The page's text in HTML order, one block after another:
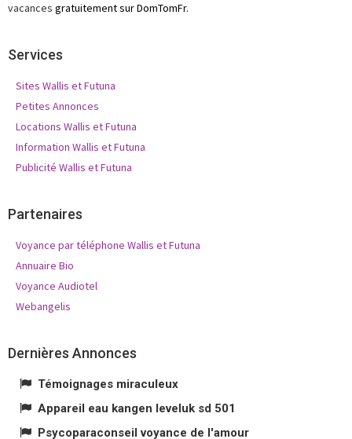
vacances gratuitement sur DomTomFr.
Services
Sites Wallis et Futuna
Petites Annonces
Locations Wallis et Futuna
Information Wallis et Futuna
Publicité Wallis et Futuna
Partenaires
Voyance par téléphone Wallis et Futuna
Annuaire Bio
Voyance Audiotel
Webangelis
Dernières Annonces
Témoignages miraculeux
Appareil eau kangen leveluk sd 501
Psycoparaconseil voyance de l'amour